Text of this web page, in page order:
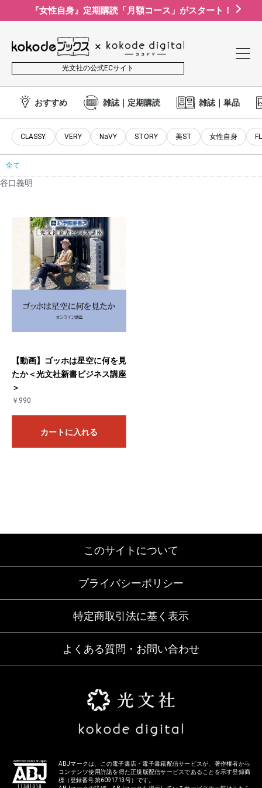
『女性自身』定期購読「月額コース」がスタート！
光文社の公式ECサイト
おすすめ 雑誌｜定期購読 雑誌｜単品
CLASSY. VERY NaVY STORY 美ST 女性自身
全て
谷口義明
【動画】ゴッホは星空に何を見
たか＜光文社新書ビジネス講座
＞
￥990
カートに入れる
このサイトについて
プライバシーポリシー
特定商取引法に基く表示
よくある質問・お問い合わせ
ABJマークは、この電子書店・電子書籍配信サービスが、著作権者から
コンテンツ使用許諾を得た正規版配信サービスであることを示す登録商
標（登録番号 第6091713号）です。